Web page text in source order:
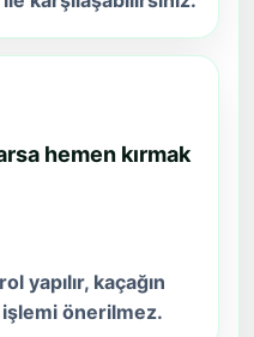
hemen kırmak
yapılır, kaçağın
önerilmez.